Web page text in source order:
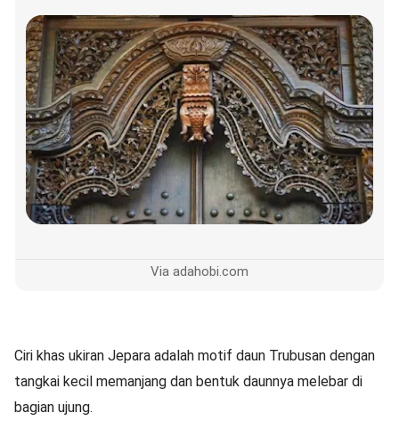
Via adahobi.com
Ciri khas ukiran Jepara adalah motif daun Trubusan dengan
tangkai kecil memanjang dan bentuk daunnya melebar di
bagian ujung.